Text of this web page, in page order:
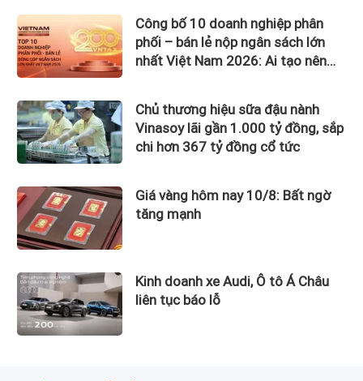
Công bố 10 doanh nghiệp phân
phối – bán lẻ nộp ngân sách lớn
nhất Việt Nam 2026: Ai tạo nên
Chủ thương hiệu sữa đậu nành
Vinasoy lãi gần 1.000 tỷ đồng, sắp
chi hơn 367 tỷ đồng cổ tức
Giá vàng hôm nay 10/8: Bất ngờ
tăng mạnh
Kinh doanh xe Audi, Ô tô Á Châu
liên tục báo lỗ